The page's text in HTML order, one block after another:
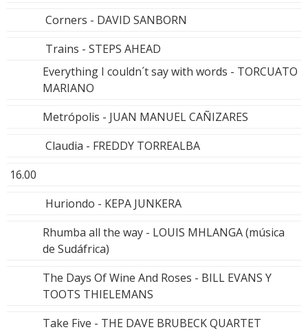
Corners - DAVID SANBORN
Trains - STEPS AHEAD
Everything I couldn´t say with words - TORCUATO
MARIANO
Metrópolis - JUAN MANUEL CAÑIZARES
Claudia - FREDDY TORREALBA
16.00
Huriondo - KEPA JUNKERA
Rhumba all the way - LOUIS MHLANGA (música
de Sudáfrica)
The Days Of Wine And Roses - BILL EVANS Y
TOOTS THIELEMANS
Take Five - THE DAVE BRUBECK QUARTET